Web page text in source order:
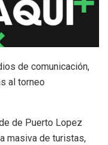
de comunicación,
al torneo
de Puerto Lopez
masiva de turistas,